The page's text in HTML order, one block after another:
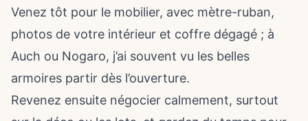
Venez tôt pour le mobilier, avec mètre-ruban,
photos de votre intérieur et coffre dégagé ; à
Auch ou Nogaro, j’ai souvent vu les belles
armoires partir dès l’ouverture.
Revenez ensuite négocier calmement, surtout